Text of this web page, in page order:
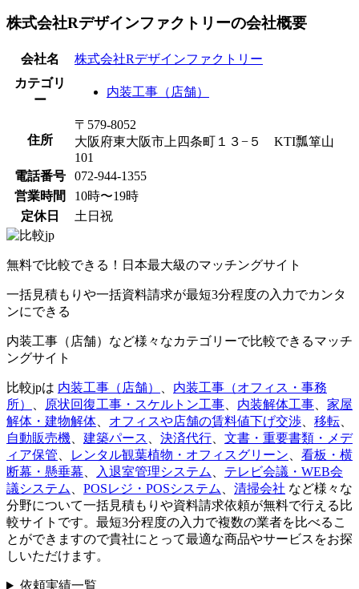
株式会社Rデザインファクトリーの会社概要
会社名
株式会社Rデザインファクトリー
カテゴリ
ー
内装工事（店舗）
住所
〒579-8052
大阪府東大阪市上四条町１３−５ KTI瓢箪山
101
電話番号
072-944-1355
営業時間
10時〜19時
定休日
土日祝
無料で比較できる！日本最大級のマッチングサイト
一括見積もりや一括資料請求が最短3分程度の入力でカンタ
ンにできる
内装工事（店舗）など様々なカテゴリーで比較できるマッチ
ングサイト
比較jpは 内装工事（店舗）
内装工事（オフィス・事務
所）
原状回復工事・スケルトン工事 内装解体工事
家屋
解体・建物解体
オフィスや店舗の賃料値下げ交渉 移転
自動販売機
建築パース 決済代行
文書・重要書類・メデ
ィア保管
レンタル観葉植物・オフィスグリーン
看板・横
断幕・懸垂幕
入退室管理システム
テレビ会議・WEB会
議システム
POSレジ・POSシステム 清掃会社 など様々な
分野について一括見積もりや資料請求依頼が無料で行える比
較サイトです。最短3分程度の入力で複数の業者を比べるこ
とができますので貴社にとって最適な商品やサービスをお探
しいただけます。
依頼実績一覧